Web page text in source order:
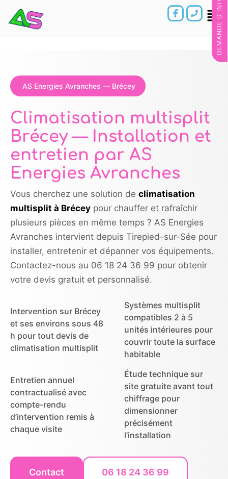
AS Energies Avranches — Brécey
Climatisation multisplit
Brécey — Installation et
entretien par AS
Energies Avranches
Vous cherchez une solution de climatisation
multisplit à Brécey pour chauffer et rafraîchir
plusieurs pièces en même temps ? AS Energies
Avranches intervient depuis Tirepied-sur-Sée pour
installer, entretenir et dépanner vos équipements.
Contactez-nous au 06 18 24 36 99 pour obtenir
votre devis gratuit et personnalisé.
Intervention sur Brécey
et ses environs sous 48
h pour tout devis de
climatisation multisplit
Systèmes multisplit
compatibles 2 à 5
unités intérieures pour
couvrir toute la surface
habitable
Entretien annuel
contractualisé avec
compte-rendu
d’intervention remis à
chaque visite
Étude technique sur
site gratuite avant tout
chiffrage pour
dimensionner
précisément
l’installation
Contact 06 18 24 36 99